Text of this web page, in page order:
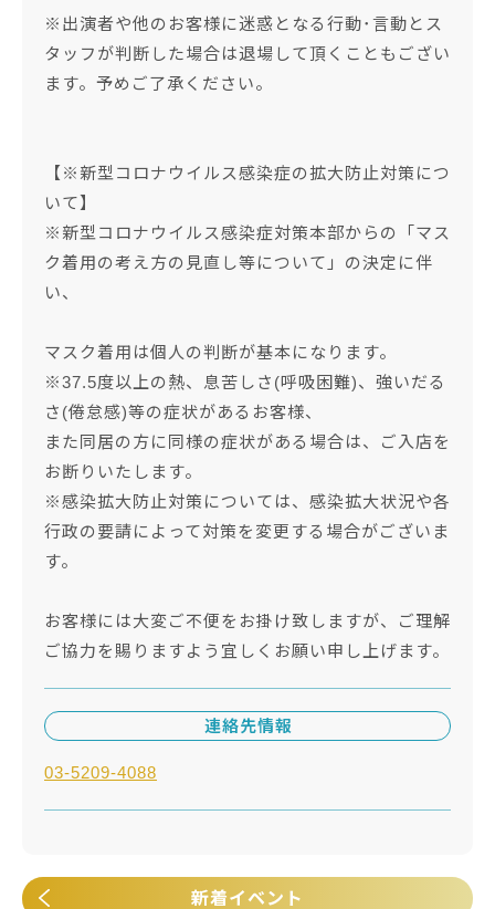
※出演者や他のお客様に迷惑となる行動･言動とス
タッフが判断した場合は退場して頂くこともござい
ます。予めご了承ください。
【※新型コロナウイルス感染症の拡大防止対策につ
いて】
※新型コロナウイルス感染症対策本部からの「マス
ク着用の考え方の見直し等について」の決定に伴
い、
マスク着用は個人の判断が基本になります。
※37.5度以上の熱、息苦しさ(呼吸困難)、強いだる
さ(倦怠感)等の症状があるお客様、
また同居の方に同様の症状がある場合は、ご入店を
お断りいたします。
※感染拡大防止対策については、感染拡大状況や各
行政の要請によって対策を変更する場合がございま
す。
お客様には大変ご不便をお掛け致しますが、ご理解
ご協力を賜りますよう宜しくお願い申し上げます。
連絡先情報
03-5209-4088
新着イベント